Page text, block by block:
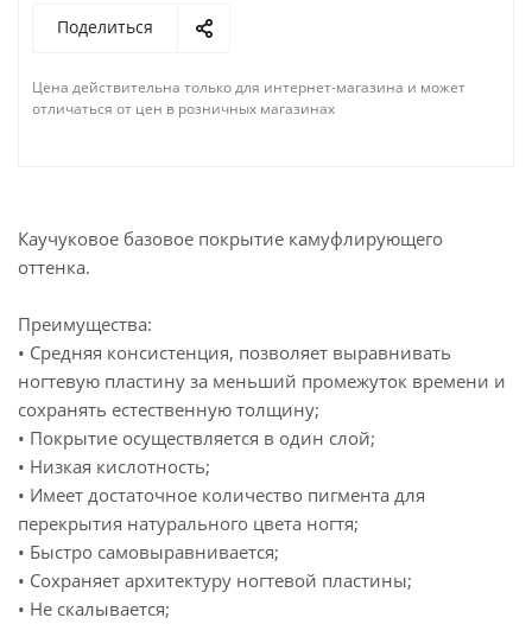
Поделиться
Цена действительна только для интернет-магазина и может
отличаться от цен в розничных магазинах
Каучуковое базовое покрытие камуфлирующего
оттенка.
Преимущества:
• Средняя консистенция, позволяет выравнивать
ногтевую пластину за меньший промежуток времени и
сохранять естественную толщину;
• Покрытие осуществляется в один слой;
• Низкая кислотность;
• Имеет достаточное количество пигмента для
перекрытия натурального цвета ногтя;
• Быстро самовыравнивается;
• Сохраняет архитектуру ногтевой пластины;
• Не скалывается;